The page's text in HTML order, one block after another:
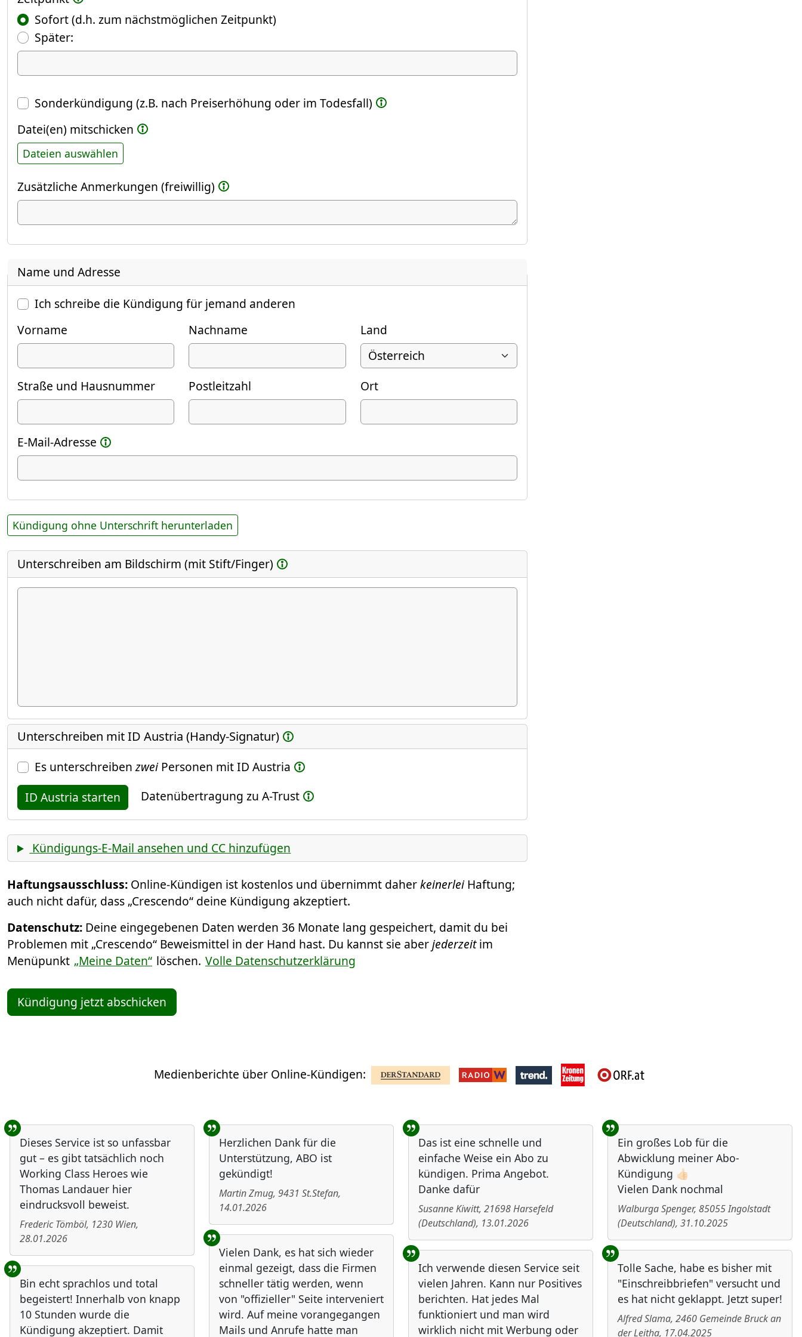
Sofort (d.h. zum nächstmöglichen Zeitpunkt)
Später:(Fokus springt automatisch ins nächste Feld)
Datum
Sonderkündigung (z.B. nach Preiserhöhung oder im Todesfall)
Datei(en) mitschicken
Dateien auswählen
Zusätzliche Anmerkungen (freiwillig)
Name und Adresse
Ich schreibe die Kündigung für jemand anderen
Vorname
Nachname Land
Straße und Hausnummer Postleitzahl Ort
E-Mail-Adresse
Kündigung ohne Unterschrift herunterladen
Unterschreiben am Bildschirm (mit Stift/Finger)
Unterschreiben mit ID Austria (Handy-Signatur)
Es unterschreibenzweiPersonen mit ID Austria
ID Austria starten
Datenübertragung zu A-Trust
Kündigungs-E-Mail ansehen und CC hinzufügen
Haftungsausschluss: Online-Kündigen ist kostenlos und übernimmt daherkeinerlei Haftung;
auch nicht dafür, dass „Crescendo“ deine Kündigung akzeptiert.
Datenschutz: Deine eingegebenen Daten werden 36 Monate lang gespeichert, damit du bei
Problemen mit „Crescendo“ Beweismittel in der Hand hast. Du kannst sie aberjederzeitim
Menüpunkt „Meine Daten“ löschen. Volle Datenschutzerklärung
Kündigung jetzt abschicken
Medienberichte über Online-Kündigen:
Benutzer-Rückmeldungen
Dieses Service ist so unfassbar
gut – es gibt tatsächlich noch
Working Class Heroes wie
Thomas Landauer hier
eindrucksvoll beweist.
Frederic Tömböl, 1230 Wien,
28.01.2026
Herzlichen Dank für die
Unterstützung, ABO ist
gekündigt!
Martin Zmug, 9431 St.Stefan,
14.01.2026
Das ist eine schnelle und
einfache Weise ein Abo zu
kündigen. Prima Angebot.
Danke dafür
Susanne Kiwitt, 21698Harsefeld
(Deutschland), 13.01.2026
Ein großes Lob für die
Abwicklung meiner Abo-
Kündigung 👍🏻
Vielen Dank nochmal
Walburga Spenger, 85055Ingolstadt
(Deutschland), 31.10.2025
Vielen Dank, es hat sich wieder
einmal gezeigt, dass die Firmen
schneller tätig werden, wenn
von "offizieller" Seite interveniert
wird. Auf meine vorangegangen
Mails und Anrufe hatte man
Ich verwende diesen Service seit
vielen Jahren. Kann nur Positives
berichten. Hat jedes Mal
funktioniert und man wird
wirklich nicht mit Werbung oder
Tolle Sache, habe es bisher mit
"Einschreibbriefen" versucht und
es hat nicht geklappt. Jetzt super!
Alfred Slama, 2460 Gemeinde Bruck an
der Leitha, 17.04.2025
Bin echt sprachlos und total
begeistert! Innerhalb von knapp
10 Stunden wurde die
Kündigung akzeptiert. Damit